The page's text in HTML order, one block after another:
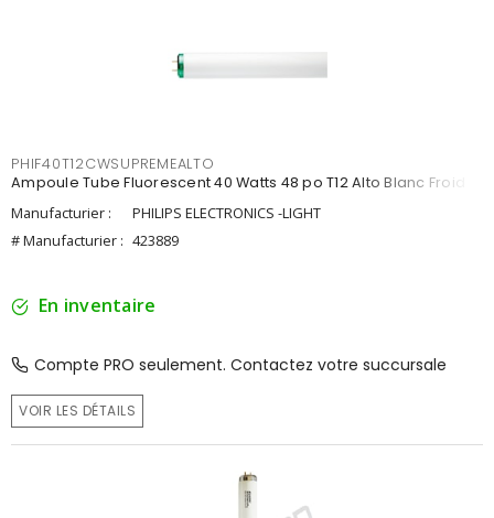
PHIF40T12CWSUPREMEALTO
Ampoule Tube Fluorescent 40 Watts 48 po T12 Alto Blanc Froid
Manufacturier :
PHILIPS ELECTRONICS -LIGHT
# Manufacturier : 423889
En inventaire
Compte PRO seulement. Contactez votre succursale
VOIR LES DÉTAILS